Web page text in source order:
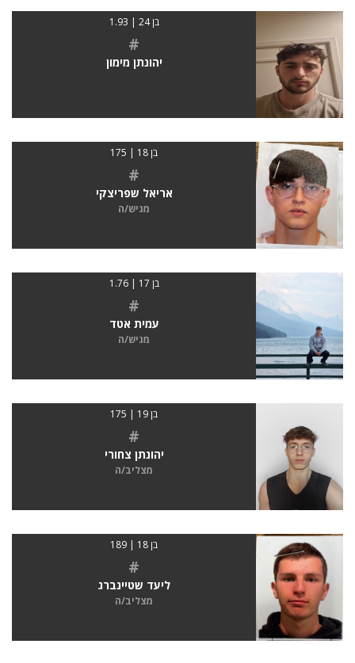
בן 24 | 1.93
#
יהונתן מימון
בן 18 | 175
#
אריאל שפריצקי
מגיש/ה
בן 17 | 1.76
#
עמית אטד
מגיש/ה
בן 19 | 175
#
יהונתן צחורי
מצליב/ה
בן 18 | 189
#
ליעד שטיינברג
מצליב/ה